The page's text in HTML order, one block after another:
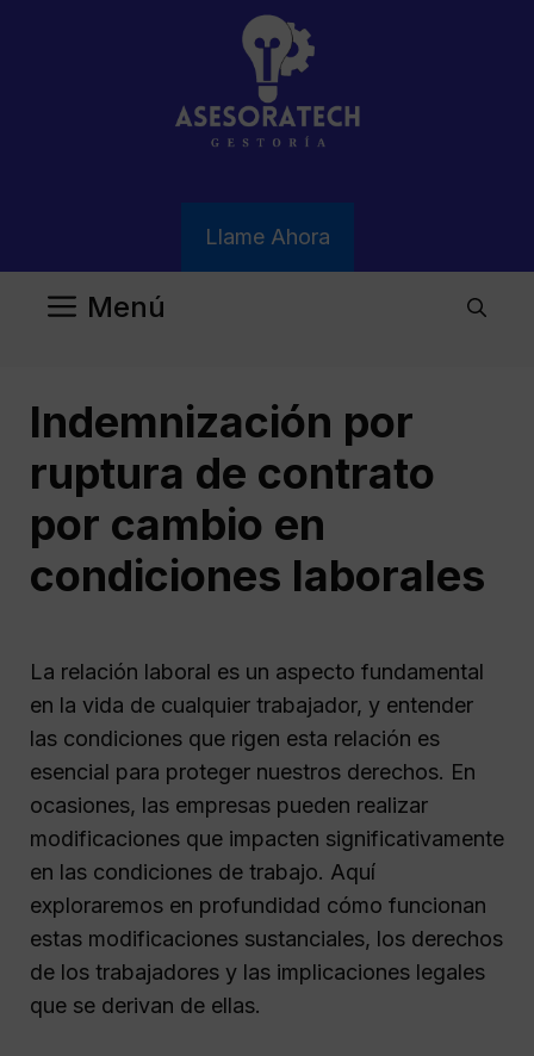
Llame Ahora
Menú
Indemnización por
ruptura de contrato
por cambio en
condiciones laborales
La relación laboral es un aspecto fundamental
en la vida de cualquier trabajador, y entender
las condiciones que rigen esta relación es
esencial para proteger nuestros derechos. En
ocasiones, las empresas pueden realizar
modificaciones que impacten significativamente
en las condiciones de trabajo. Aquí
exploraremos en profundidad cómo funcionan
estas modificaciones sustanciales, los derechos
de los trabajadores y las implicaciones legales
que se derivan de ellas.